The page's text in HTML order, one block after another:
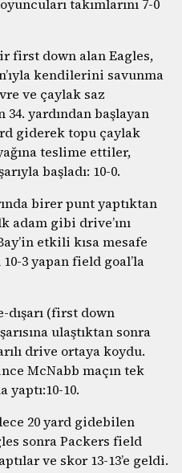
takımlarını 7-0
first down alan Eagles,
kendilerini savunma
ve çaylak saz
34. yardından başlayan
giderek topu çaylak
teslime ettiler,
başladı: 10-0.
birer punt yaptıktan
adam gibi drive’ını
etkili kısa mesafe
3 yapan field goal’la
dışarı (first down
ulaştıktan sonra
drive ortaya koydu.
McNabb maçın tek
yaptı:10-10.
20 yard gidebilen
sonra Packers field
ve skor 13-13’e geldi.